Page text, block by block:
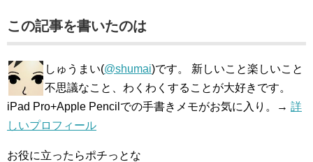
この記事を書いたのは
しゅうまい(@shumai)です。 新しいこと楽しいこと
不思議なこと、わくわくすることが大好きです。
iPad Pro+Apple Pencilでの手書きメモがお気に入り。→ 詳
しいプロフィール
お役に立ったらポチっとな